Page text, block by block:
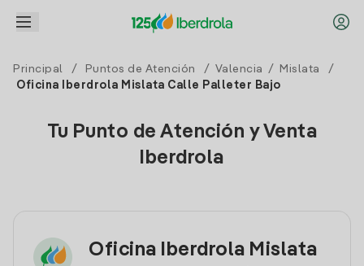
Principal / Puntos de Atención / Valencia / Mislata
/
Oficina Iberdrola Mislata Calle Palleter Bajo
Tu Punto de Atención y Venta
Iberdrola
Oficina Iberdrola Mislata